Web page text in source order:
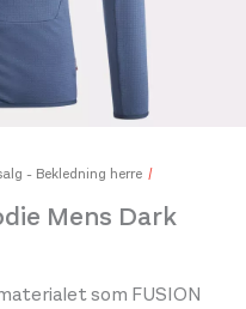
- Bekledning herre
Mens Dark
som FUSION